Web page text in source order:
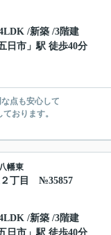
/新築 /3階建
日市 」駅 徒歩40分
点も安心して
おります。
八幡東
２丁目 №35857
/新築 /3階建
日市 」駅 徒歩40分